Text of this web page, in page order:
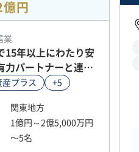
億円
業
15年以上にわたり安
力パートナーと連携
ットフォーム（自
産プラス +5
関東地方
1億円～2億5,000万円
〜5名